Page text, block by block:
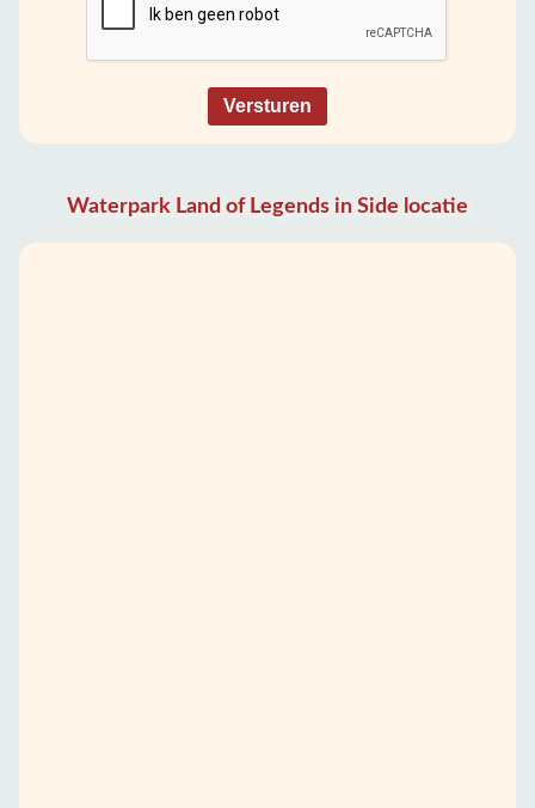
Versturen
Waterpark Land of Legends in Side locatie